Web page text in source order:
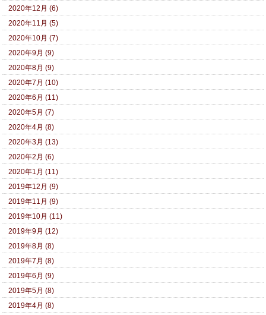
2020年12月 (6)
2020年11月 (5)
2020年10月 (7)
2020年9月 (9)
2020年8月 (9)
2020年7月 (10)
2020年6月 (11)
2020年5月 (7)
2020年4月 (8)
2020年3月 (13)
2020年2月 (6)
2020年1月 (11)
2019年12月 (9)
2019年11月 (9)
2019年10月 (11)
2019年9月 (12)
2019年8月 (8)
2019年7月 (8)
2019年6月 (9)
2019年5月 (8)
2019年4月 (8)